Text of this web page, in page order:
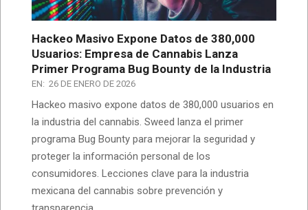
Hackeo Masivo Expone Datos de 380,000
Usuarios: Empresa de Cannabis Lanza
Primer Programa Bug Bounty de la Industria
EN: 26 DE ENERO DE 2026
Hackeo masivo expone datos de 380,000 usuarios en
la industria del cannabis. Sweed lanza el primer
programa Bug Bounty para mejorar la seguridad y
proteger la información personal de los
consumidores. Lecciones clave para la industria
mexicana del cannabis sobre prevención y